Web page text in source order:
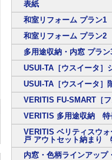
表紙
和室リフォーム プラン1
和室リフォーム プラン2
多用途収納・内窓 プラン
USUI-TA［ウスイータ
USUI-TA［ウスイータ
VERITIS FU-SMART［
VERITIS 多用途収納 特
VERITIS ベリティスウォ
戸 アウトセット納まり
内窓・色柄ラインアッ